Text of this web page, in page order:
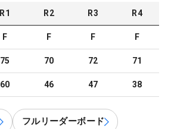
R1 R2 R3 R4
F F F F
75 70 72 71
60 46 47 38
フルリーダーボード